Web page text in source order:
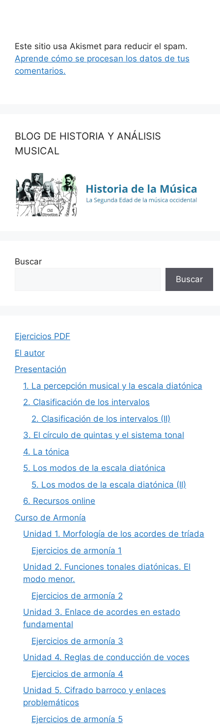
Este sitio usa Akismet para reducir el spam.
Aprende cómo se procesan los datos de tus
comentarios.
BLOG DE HISTORIA Y ANÁLISIS
MUSICAL
Buscar
Buscar
Ejercicios PDF
El autor
Presentación
1. La percepción musical y la escala diatónica
2. Clasificación de los intervalos
2. Clasificación de los intervalos (II)
3. El círculo de quintas y el sistema tonal
4. La tónica
5. Los modos de la escala diatónica
5. Los modos de la escala diatónica (II)
6. Recursos online
Curso de Armonía
Unidad 1. Morfología de los acordes de tríada
Ejercicios de armonía 1
Unidad 2. Funciones tonales diatónicas. El
modo menor.
Ejercicios de armonía 2
Unidad 3. Enlace de acordes en estado
fundamental
Ejercicios de armonía 3
Unidad 4. Reglas de conducción de voces
Ejercicios de armonía 4
Unidad 5. Cifrado barroco y enlaces
problemáticos
Ejercicios de armonía 5